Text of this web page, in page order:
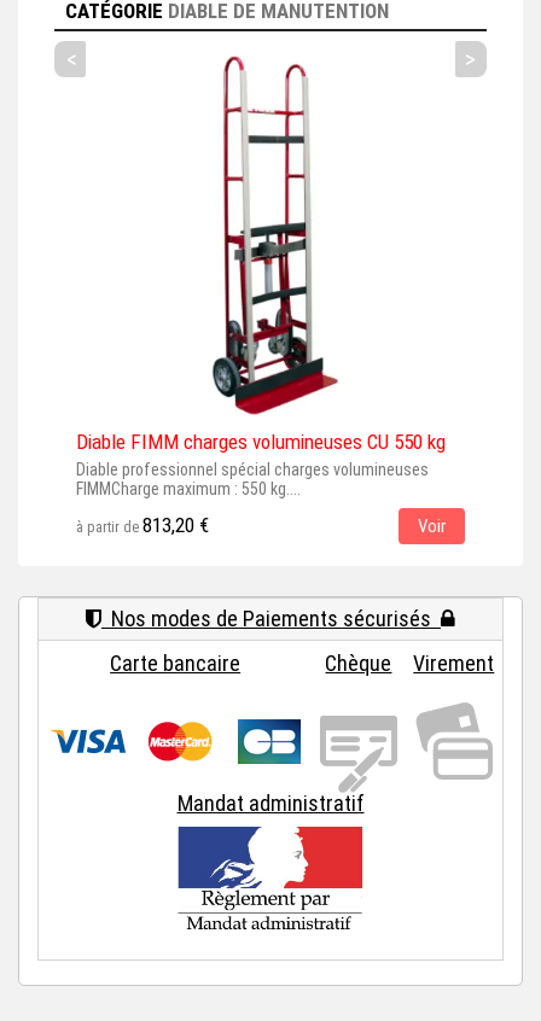
CATÉGORIE DIABLE DE MANUTENTION
< >
Diable FIMM charges volumineuses CU 550 kg
Diable professionnel spécial charges volumineuses
FIMMCharge maximum : 550 kg....
à partir de 813,20 € Voir
Nos modes de Paiements sécurisés
Carte bancaire
Chèque Virement
Mandat administratif